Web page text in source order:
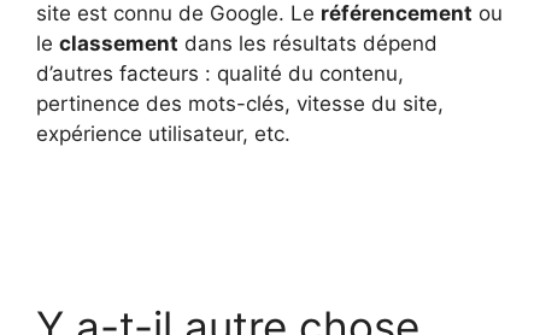
site est connu de Google. Le référencement ou
le classement dans les résultats dépend
d’autres facteurs : qualité du contenu,
pertinence des mots-clés, vitesse du site,
expérience utilisateur, etc.